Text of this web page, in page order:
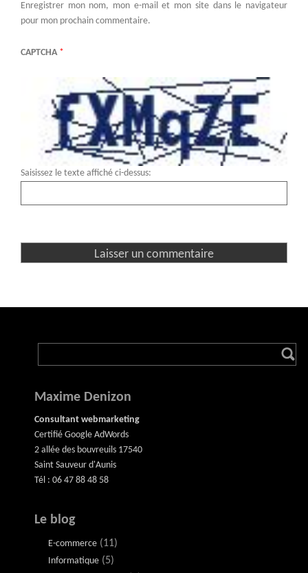
Enregistrer mon nom, mon e-mail et mon site dans le navigateur
pour mon prochain commentaire.
CAPTCHA *
Saisissez le texte affiché ci-dessus:
Maxime Denizon
Consultant webmarketing
Certifié Google AdWords
2 allée des bouvreuils 17540
Saint Sauveur d'Aunis
Tél : 06 47 88 48 58
Le blog
E-commerce (11)
Informatique (5)